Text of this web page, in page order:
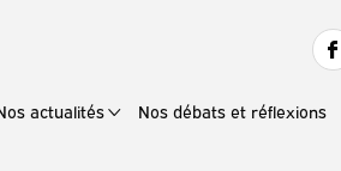
actualités Nos débats et réflexions